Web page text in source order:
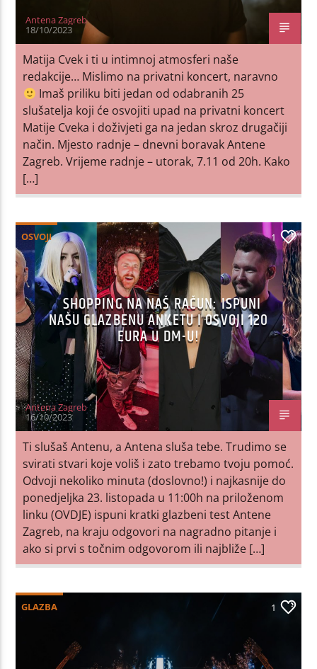
Antena Zagreb
18/10/2023
Matija Cvek i ti u intimnoj atmosferi naše
redakcije… Mislimo na privatni koncert, naravno
Imaš priliku biti jedan od odabranih 25
slušatelja koji će osvojiti upad na privatni koncert
Matije Cveka i doživjeti ga na jedan skroz drugačiji
način. Mjesto radnje – dnevni boravak Antene
Zagreb. Vrijeme radnje – utorak, 7.11 od 20h. Kako
[…]
OSVOJI 1
SHOPPING NA NAŠ RAČUN: ISPUNI
NAŠU GLAZBENU ANKETU I OSVOJI 120
EURA U DM-U!
Antena Zagreb
16/10/2023
Ti slušaš Antenu, a Antena sluša tebe. Trudimo se
svirati stvari koje voliš i zato trebamo tvoju pomoć.
Odvoji nekoliko minuta (doslovno!) i najkasnije do
ponedjeljka 23. listopada u 11:00h na priloženom
linku (OVDJE) ispuni kratki glazbeni test Antene
Zagreb, na kraju odgovori na nagradno pitanje i
ako si prvi s točnim odgovorom ili najbliže […]
GLAZBA 1